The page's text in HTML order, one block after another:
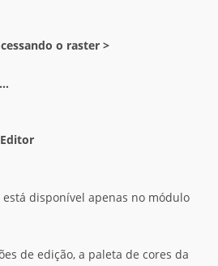
o raster >
disponível apenas no módulo
de edição, a paleta de cores da